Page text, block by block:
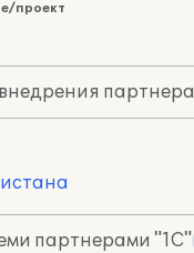
проект
партнера
партнерами "1С"